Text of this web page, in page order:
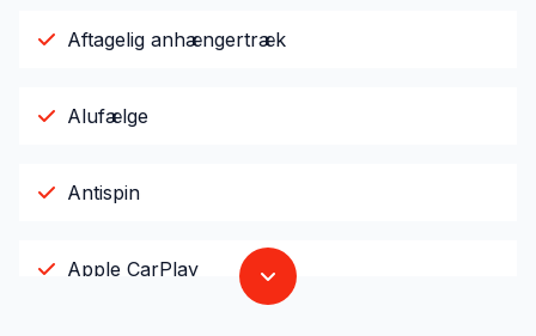
Aftagelig anhængertræk
Alufælge
Antispin
Apple CarPlay